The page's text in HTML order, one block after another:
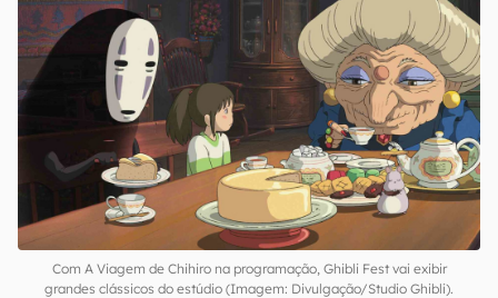
Com A Viagem de Chihiro na programação, Ghibli Fest vai exibir
grandes clássicos do estúdio (Imagem: Divulgação/Studio Ghibli).